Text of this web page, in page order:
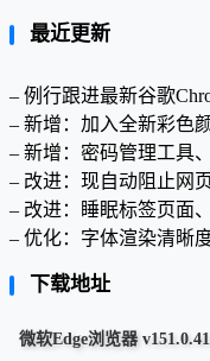
最近更新
– 例行跟进最新谷歌
– 新增：加入全新彩色
– 新增：密码管理工具
– 改进：现自动阻止网
– 改进：睡眠标签页面
– 优化：字体渲染清晰
下载地址
微软Edge浏览器